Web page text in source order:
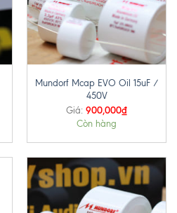
Mundorf Mcap EVO Oil 15uF /
450V
Giá: 900,000₫
Còn hàng